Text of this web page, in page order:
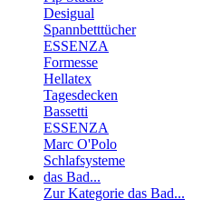
Desigual
Spannbetttücher
ESSENZA
Formesse
Hellatex
Tagesdecken
Bassetti
ESSENZA
Marc O'Polo
Schlafsysteme
das Bad...
Zur Kategorie das Bad...